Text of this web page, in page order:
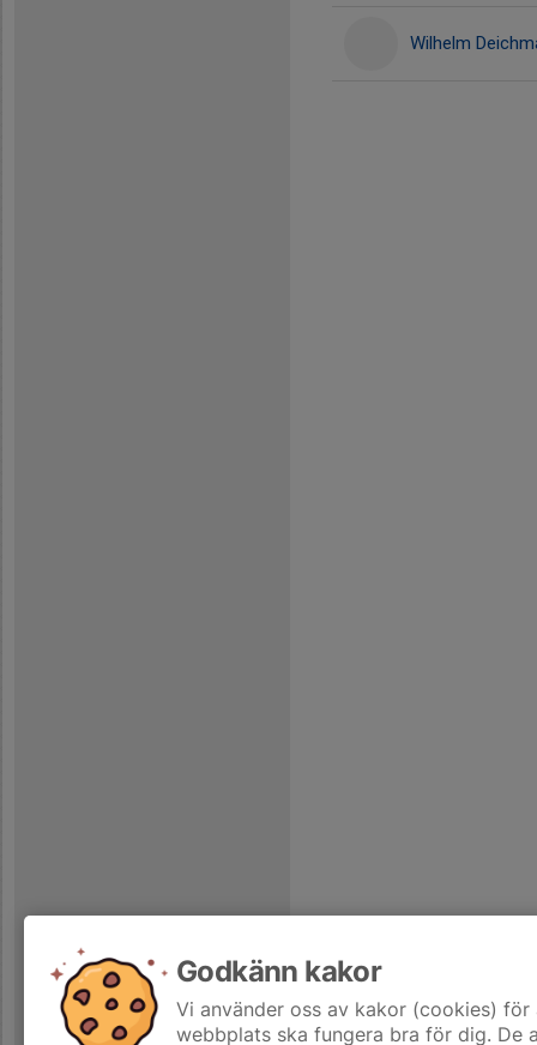
Wilhelm
Godkänn kakor
Vi använder oss av kakor (cookies)
webbplats ska fungera bra för dig. De